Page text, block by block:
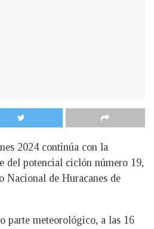
2024 continúa con la
del potencial ciclón número 19,
Nacional de Huracanes de
parte meteorológico, a las 16